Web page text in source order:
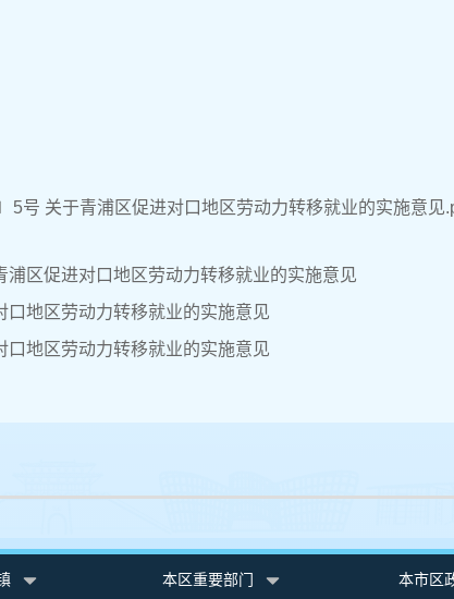
5号 关于青浦区促进对口地区劳动力转移就业的实施意见
浦区促进对口地区劳动力转移就业的实施意见
口地区劳动力转移就业的实施意见
口地区劳动力转移就业的实施意见
本区重要部门 本市区